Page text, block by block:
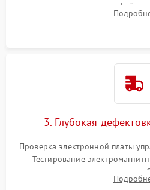
внутренних узлов от
Промывка дренажных каналов и
3. Глубокая
Проверка электронной платы
Тестирование
температуры и расходомера.
жерновов кофемолки,